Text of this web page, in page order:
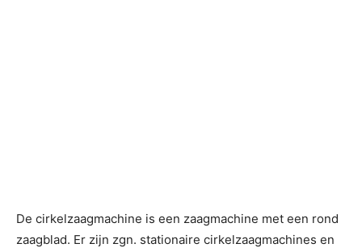
De cirkelzaagmachine is een zaagmachine met een rond
zaagblad. Er zijn zgn. stationaire cirkelzaagmachines en